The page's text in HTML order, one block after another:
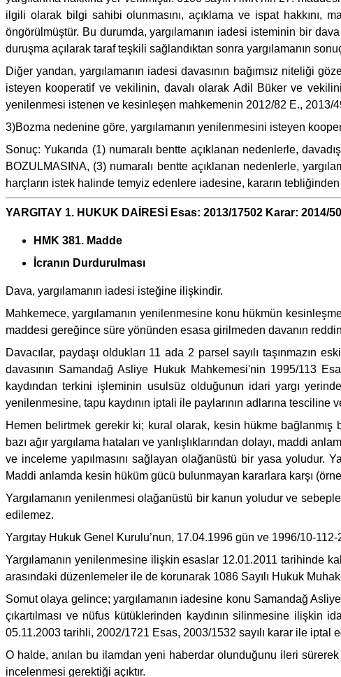
ilgili olarak bilgi sahibi olunmasını, açıklama ve ispat hakkını,
öngörülmüştür. Bu durumda, yargılamanın iadesi isteminin bir
duruşma açılarak taraf teşkili sağlandıktan sonra yargılamanın
Diğer yandan, yargılamanın iadesi davasının bağımsız niteliği
isteyen kooperatif ve vekilinin, davalı olarak Adil Büker ve
yenilenmesi istenen ve kesinleşen mahkemenin 2012/82 E., 2013/49
3)Bozma nedenine göre, yargılamanın yenilenmesini isteyen
Sonuç: Yukarıda (1) numaralı bentte açıklanan nedenlerle,
BOZULMASINA, (3) numaralı bentte açıklanan nedenlerle,
harçların istek halinde temyiz edenlere iadesine, kararın
YARGITAY 1. HUKUK DAİRESİ Esas: 2013/17502 Karar: 2014/
HMK 381. Madde
İcranın Durdurulması
Dava, yargılamanın iadesi isteğine ilişkindir.
Mahkemece, yargılamanın yenilenmesine konu hükmün
maddesi gereğince süre yönünden esasa girilmeden davanın
Davacılar, paydaşı oldukları 11 ada 2 parsel sayılı taşınmazın
davasının Samandağ Asliye Hukuk Mahkemesi'nin 1995/113
kaydından terkini işleminin usulsüz olduğunun idari yargı
yenilenmesine, tapu kaydının iptali ile paylarının adlarına
Hemen belirtmek gerekir ki; kural olarak, kesin hükme bağlanmış
bazı ağır yargılama hataları ve yanlışlıklarından dolayı, maddi
ve inceleme yapılmasını sağlayan olağanüstü bir yasa yoludur.
Maddi anlamda kesin hüküm gücü bulunmayan kararlara karşı
Yargılamanın yenilenmesi olağanüstü bir kanun yoludur ve
edilemez.
Yargıtay Hukuk Genel Kurulu’nun, 17.04.1996 gün ve 1996/10-112-
Yargılamanın yenilenmesine ilişkin esaslar 12.01.2011 tarihinde
arasındaki düzenlemeler ile de korunarak 1086 Sayılı Hukuk
Somut olaya gelince; yargılamanın iadesine konu Samandağ
çıkartılması ve nüfus kütüklerinden kaydının silinmesine ilişkin
05.11.2003 tarihli, 2002/1721 Esas, 2003/1532 sayılı karar ile
O halde, anılan bu ilamdan yeni haberdar olunduğunu ileri
incelenmesi gerektiği açıktır.